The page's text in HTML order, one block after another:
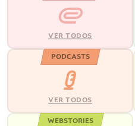
VER TODOS
PODCASTS
VER TODOS
WEBSTORIES